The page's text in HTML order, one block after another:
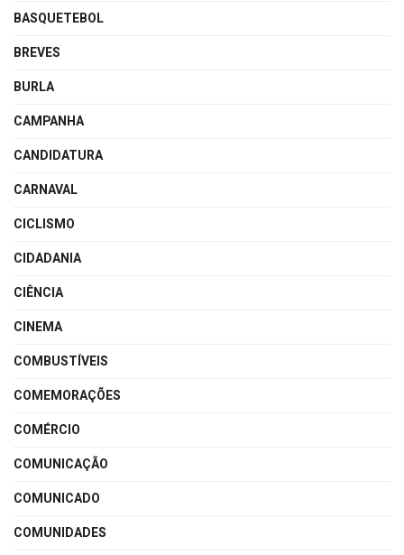
BASQUETEBOL
BREVES
BURLA
CAMPANHA
CANDIDATURA
CARNAVAL
CICLISMO
CIDADANIA
CIÊNCIA
CINEMA
COMBUSTÍVEIS
COMEMORAÇÕES
COMÉRCIO
COMUNICAÇÃO
COMUNICADO
COMUNIDADES